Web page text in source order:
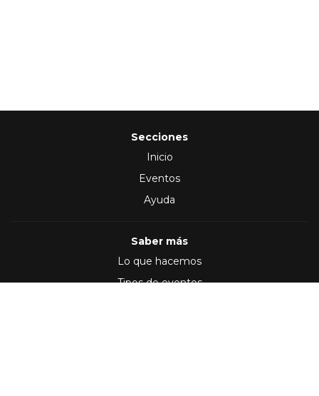
Secciones
Inicio
Eventos
Ayuda
Saber más
Lo que hacemos
Tipos de eventos